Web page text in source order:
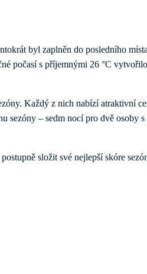
byl zaplněn do posledního
počasí s příjemnými 26 °C
Každý z nich nabízí atraktivní
– sedm nocí pro dvě osoby
složit své nejlepší skóre